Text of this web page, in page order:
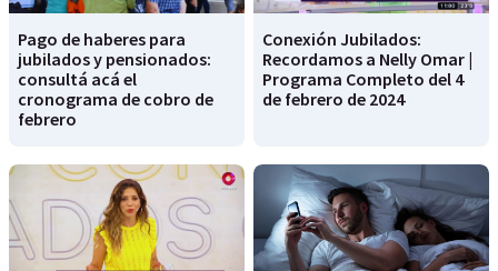
Pago de haberes para
jubilados y pensionados:
consultá acá el
cronograma de cobro de
febrero
Conexión Jubilados:
Recordamos a Nelly Omar |
Programa Completo del 4
de febrero de 2024